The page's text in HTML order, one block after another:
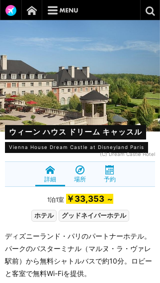
ウィーン ハウス ドリーム キャッスル
Vienna House Dream Castle at Disneyland Paris
(C) Dream Castle Hotel
詳細 場所 予約
1泊1室 ￥33,353 ～
ホテル グッドネイバーホテル
ディズニーランド・パリのパートナーホテル。
パークのバスターミナル（マルヌ・ラ・ヴァレ
駅前）から無料シャトルバスで約10分。ロビー
と客室で無料Wi-Fiを提供。